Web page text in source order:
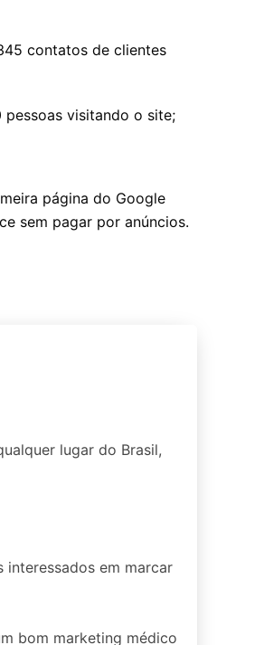
contatos de clientes
visitando o site;
página do Google
sem pagar por anúncios.
lugar do Brasil,
interessados em marcar
bom marketing médico